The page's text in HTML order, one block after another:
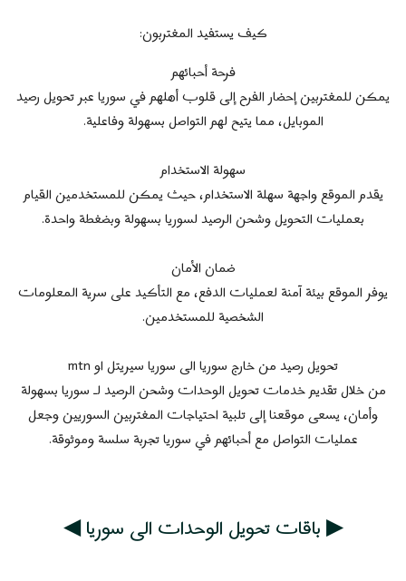
كيف يستفيد المغتربون:
فرحة أحبائهم
يمكن للمغتربين إحضار الفرح إلى قلوب أهلهم في سوريا عبر تحويل رصيد
الموبايل، مما يتيح لهم التواصل بسهولة وفاعلية.
سهولة الاستخدام
يقدم الموقع واجهة سهلة الاستخدام، حيث يمكن للمستخدمين القيام
بعمليات التحويل وشحن الرصيد لسوريا بسهولة وبضغطة واحدة.
ضمان الأمان
يوفر الموقع بيئة آمنة لعمليات الدفع، مع التأكيد على سرية المعلومات
الشخصية للمستخدمين.
تحويل رصيد من خارج سوريا الى سوريا سيريتل او mtn
من خلال تقديم خدمات تحويل الوحدات وشحن الرصيد لـ سوريا بسهولة
وأمان، يسعى موقعنا إلى تلبية احتياجات المغتربين السوريين وجعل
عمليات التواصل مع أحبائهم في سوريا تجربة سلسة وموثوقة.
▶ باقات تحويل الوحدات الى سوريا ◀